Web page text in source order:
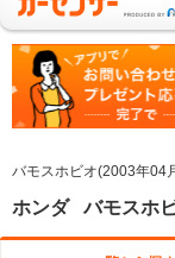
バモスホビオ(2003年04
ホンダ バモスホ